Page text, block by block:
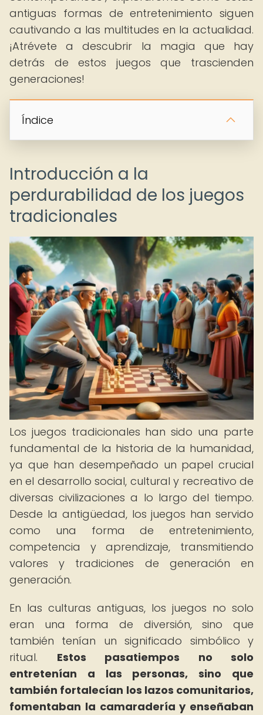
antiguas formas de entretenimiento siguen
cautivando a las multitudes en la actualidad.
¡Atrévete a descubrir la magia que hay
detrás de estos juegos que trascienden
generaciones!
Índice
Introducción a la
perdurabilidad de los juegos
tradicionales
Los juegos tradicionales han sido una parte
fundamental de la historia de la humanidad,
ya que han desempeñado un papel crucial
en el desarrollo social, cultural y recreativo de
diversas civilizaciones a lo largo del tiempo.
Desde la antigüedad, los juegos han servido
como una forma de entretenimiento,
competencia y aprendizaje, transmitiendo
valores y tradiciones de generación en
generación.
En las culturas antiguas, los juegos no solo
eran una forma de diversión, sino que
también tenían un significado simbólico y
ritual. Estos pasatiempos no solo
entretenían a las personas, sino que
también fortalecían los lazos comunitarios,
fomentaban la camaradería y enseñaban